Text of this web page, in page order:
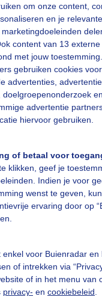
om onze content,
en je
content van 13
met jouw
gebruiken cookies voor
advertenties,
advertentie
hiervoor gebruiken.
of betaal voor
klikken, geef je
Indien je voor
wenst te geven,
ervaring door op
enkel voor Buienradar en
of intrekken via
of in het menu van
privacy- en cookiebeleid
22-05-2025, 48x
Wolken
De Bilt